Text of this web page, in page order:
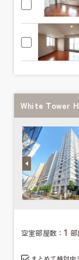
White Tower
空室部屋数：1 部